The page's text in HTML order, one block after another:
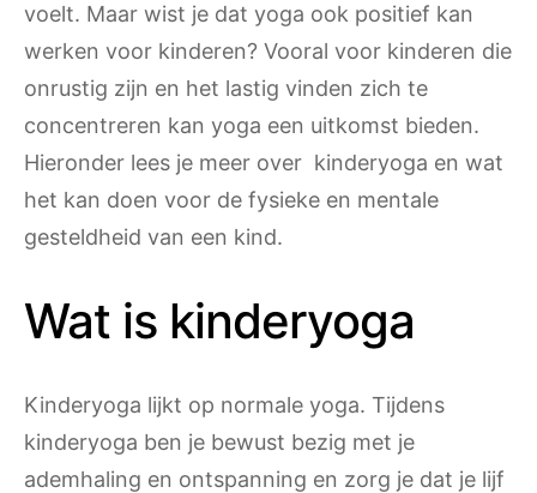
voelt. Maar wist je dat yoga ook positief kan
werken voor kinderen? Vooral voor kinderen die
onrustig zijn en het lastig vinden zich te
concentreren kan yoga een uitkomst bieden.
Hieronder lees je meer over kinderyoga en wat
het kan doen voor de fysieke en mentale
gesteldheid van een kind.
Wat is kinderyoga
Kinderyoga lijkt op normale yoga. Tijdens
kinderyoga ben je bewust bezig met je
ademhaling en ontspanning en zorg je dat je lijf